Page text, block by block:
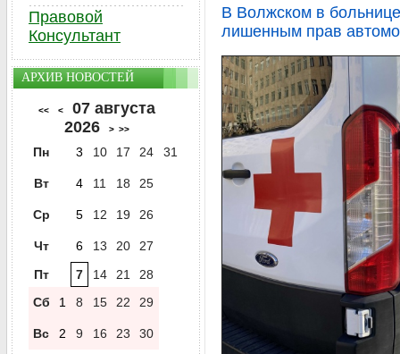
В Волжском в
лишенным прав
Правовой
Консультант
АРХИВ НОВОСТЕЙ
<< <
07 августа
2026
> >>
Пн 3 10 17 24 31
Вт 4 11 18 25
Ср 5 12 19 26
Чт 6 13 20
27
Пт
7 14 21
28
Сб
1 8 15 22 29
Вс 2 9 16 23 30